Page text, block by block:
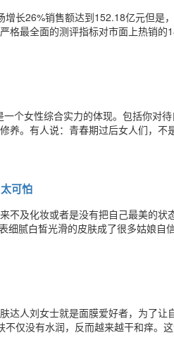
长26%销售额达到152.18亿元但是
格最全面的测评指标对市面上热销的
个女性综合实力的体现。包括你对
养。有人说：青春期过后女人们，不
可怕
不及化妆或者是没有把自己最美的状
细腻白皙光滑的皮肤成了很多姑娘自
达人刘女士就是面膜爱好者，为了让
仅没有水润，反而越来越干和痒。